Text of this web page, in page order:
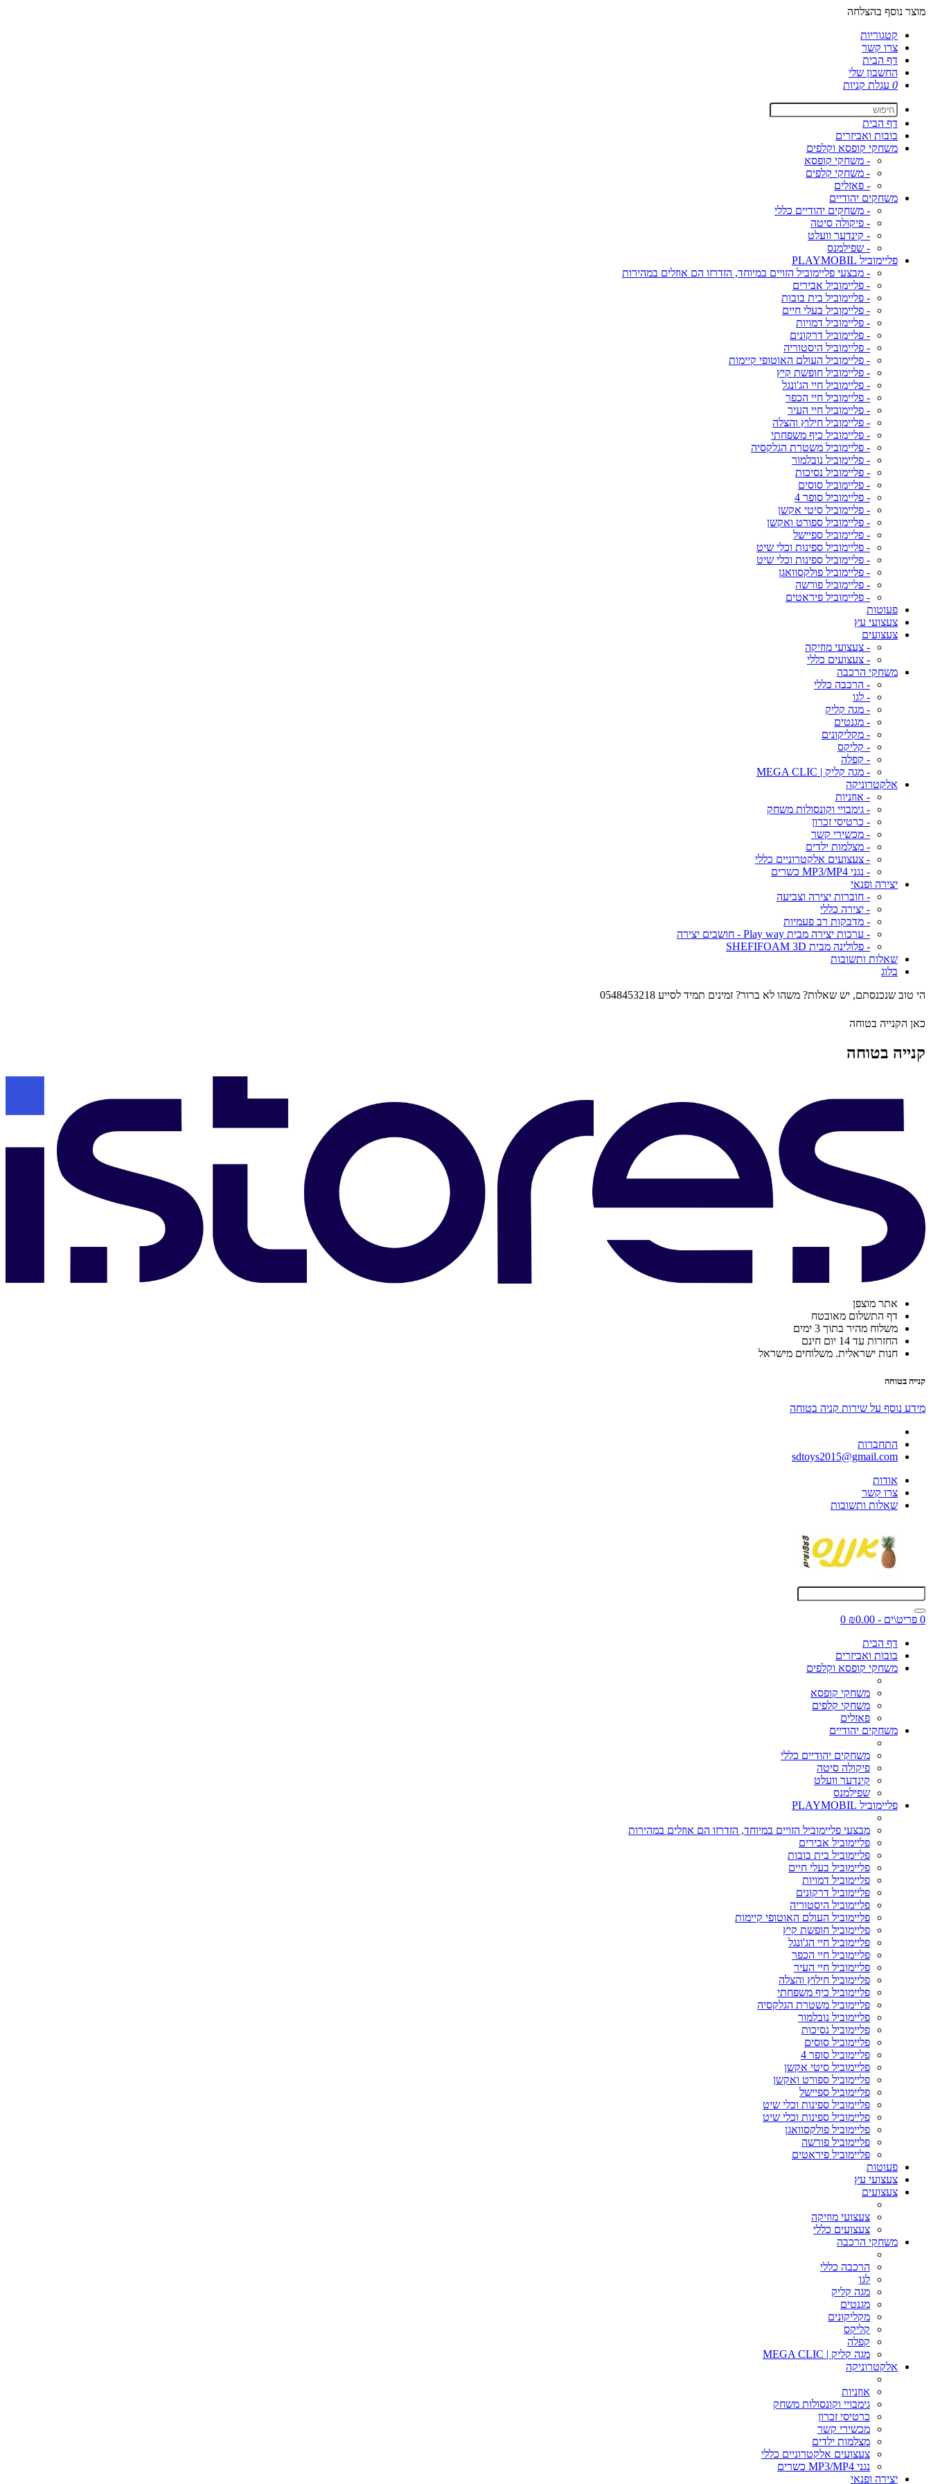
מוצר נוסף בהצלחה
קטגוריות
צרו קשר
דף הבית
החשבון שלי
0 עגלת קניות
דף הבית
בובות ואביזרים
משחקי קופסא וקלפים
- משחקי קופסא
- משחקי קלפים
- פאזלים
משחקים יהודיים
- משחקים יהודיים כללי
- פיקולה סיטה
- קינדער וועלט
- שפילמנס
פליימוביל PLAYMOBIL
- מבצעי פליימוביל הזויים במיוחד, הזדרזו הם אוזלים במהירות
- פליימוביל אבירים
- פליימוביל בית בובות
- פליימוביל בעלי חיים
- פליימוביל דמויות
- פליימוביל דרקונים
- פליימוביל היסטוריה
- פליימוביל העולם האוטופי קיימות
- פליימוביל חופשת קיץ
- פליימוביל חיי הג'ונגל
- פליימוביל חיי הכפר
- פליימוביל חיי העיר
- פליימוביל חילוץ והצלה
- פליימוביל כיף משפחתי
- פליימוביל משטרת הגלקסיה
- פליימוביל נובלמור
- פליימוביל נסיכות
- פליימוביל סוסים
- פליימוביל סופר 4
- פליימוביל סיטי אקשן
- פליימוביל ספורט ואקשן
- פליימוביל ספיישל
- פליימוביל ספינות וכלי שיט
- פליימוביל ספינות וכלי שיט
- פליימוביל פולקסוואגן
- פליימוביל פורשה
- פליימוביל פיראטים
פעוטות
צעצועי עץ
צעצועים
- צעצועי מוזיקה
- צעצועים כללי
משחקי הרכבה
- הרכבה כללי
- לגו
- מגה קליק
- מגנטים
- מקליקונים
- קליקס
- קפלה
- מגה קליק | MEGA CLIC
אלקטרוניקה
- אוזניות
- גימבויי וקונסולות משחק
- כרטיסי זכרון
- מכשירי קשר
- מצלמות ילדים
- צעצועים אלקטרוניים כללי
- נגני MP3/MP4 כשרים
יצירה ופנאי
- חוברות יצירה וצביעה
- יצירה כללי
- מדבקות רב פעמיות
- ערכות יצירה מבית Play way - חושבים יצירה
- פלולינה מבית SHEFIFOAM 3D
שאלות ותשובות
בלוג
הי טוב שנכנסתם, יש שאלות? משהו לא ברור? זמינים תמיד לסייע 0548453218
כאן הקנייה בטוחה
קנייה בטוחה
אתר מוצפן
דף התשלום מאובטח
משלוח מהיר בתוך 3 ימים
החזרות עד 14 יום חינם
חנות ישראלית. משלוחים מישראל
קנייה בטוחה
מידע נוסף על שירות קניה בטוחה
התחברות
sdtoys2015@gmail.com
אודות
צרו קשר
שאלות ותשובות
0 פריט\ים - ₪0.00
0
דף הבית
בובות ואביזרים
משחקי קופסא וקלפים
משחקי קופסא
משחקי קלפים
פאזלים
משחקים יהודיים
משחקים יהודיים כללי
פיקולה סיטה
קינדער וועלט
שפילמנס
פליימוביל PLAYMOBIL
מבצעי פליימוביל הזויים במיוחד, הזדרזו הם אוזלים במהירות
פליימוביל אבירים
פליימוביל בית בובות
פליימוביל בעלי חיים
פליימוביל דמויות
פליימוביל דרקונים
פליימוביל היסטוריה
פליימוביל העולם האוטופי קיימות
פליימוביל חופשת קיץ
פליימוביל חיי הג'ונגל
פליימוביל חיי הכפר
פליימוביל חיי העיר
פליימוביל חילוץ והצלה
פליימוביל כיף משפחתי
פליימוביל משטרת הגלקסיה
פליימוביל נובלמור
פליימוביל נסיכות
פליימוביל סוסים
פליימוביל סופר 4
פליימוביל סיטי אקשן
פליימוביל ספורט ואקשן
פליימוביל ספיישל
פליימוביל ספינות וכלי שיט
פליימוביל ספינות וכלי שיט
פליימוביל פולקסוואגן
פליימוביל פורשה
פליימוביל פיראטים
פעוטות
צעצועי עץ
צעצועים
צעצועי מוזיקה
צעצועים כללי
משחקי הרכבה
הרכבה כללי
לגו
מגה קליק
מגנטים
מקליקונים
קליקס
קפלה
מגה קליק | MEGA CLIC
אלקטרוניקה
אוזניות
גימבויי וקונסולות משחק
כרטיסי זכרון
מכשירי קשר
מצלמות ילדים
צעצועים אלקטרוניים כללי
נגני MP3/MP4 כשרים
יצירה ופנאי